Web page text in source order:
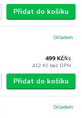
Přidat do košíku
499 Kč/ks
412 Kč bez DPH
Skladem
Přidat do košíku
Skladem